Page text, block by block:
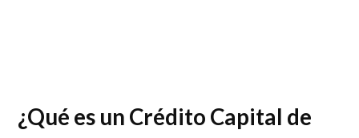
¿Qué es un Crédito Capital de